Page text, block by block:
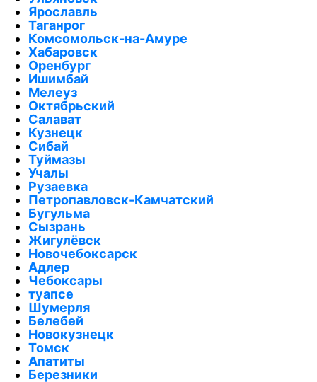
Ярославль
Таганрог
Комсомольск-на-Амуре
Хабаровск
Оренбург
Ишимбай
Мелеуз
Октябрьский
Салават
Кузнецк
Сибай
Туймазы
Учалы
Рузаевка
Петропавловск-Камчатский
Бугульма
Сызрань
Жигулёвск
Новочебоксарск
Адлер
Чебоксары
туапсе
Шумерля
Белебей
Новокузнецк
Томск
Апатиты
Березники